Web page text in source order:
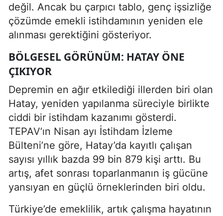
değil. Ancak bu çarpıcı tablo, genç işsizliğe
çözümde emekli istihdamının yeniden ele
alınması gerektiğini gösteriyor.
BÖLGESEL GÖRÜNÜM: HATAY ÖNE
ÇIKIYOR
Depremin en ağır etkilediği illerden biri olan
Hatay, yeniden yapılanma süreciyle birlikte
ciddi bir istihdam kazanımı gösterdi.
TEPAV’ın Nisan ayı İstihdam İzleme
Bülteni’ne göre, Hatay’da kayıtlı çalışan
sayısı yıllık bazda 99 bin 879 kişi arttı. Bu
artış, afet sonrası toparlanmanın iş gücüne
yansıyan en güçlü örneklerinden biri oldu.
Türkiye’de emeklilik, artık çalışma hayatının